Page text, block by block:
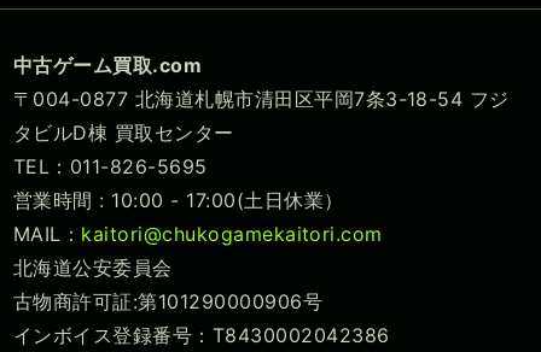
中古ゲーム買取.com
〒004-0877 北海道札幌市清田区平岡7条3-18-54 フジ
タビルD棟 買取センター
TEL：011-826-5695
営業時間 : 10:00 - 17:00(土日休業）
MAIL： kaitori@chukogamekaitori.com
北海道公安委員会
古物商許可証:第101290000906号
インボイス登録番号：T8430002042386